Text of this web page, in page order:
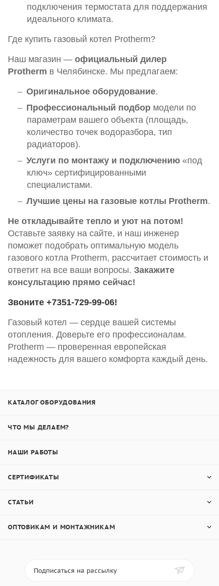
подключения термостата для поддержания
идеального климата.
Где купить газовый котел Protherm?
Наш магазин — официальный дилер
Protherm в Челябинске. Мы предлагаем:
Оригинальное оборудование.
Профессиональный подбор модели по
параметрам вашего объекта (площадь,
количество точек водоразбора, тип
радиаторов).
Услуги по монтажу и подключению «под
ключ» сертифицированными
специалистами.
Лучшие цены на газовые котлы Protherm.
Не откладывайте тепло и уют на потом!
Оставьте заявку на сайте, и наш инженер
поможет подобрать оптимальную модель
газового котла Protherm, рассчитает стоимость и
ответит на все ваши вопросы. Закажите
консультацию прямо сейчас!
Звоните +7351-729-99-06!
Газовый котел — сердце вашей системы
отопления. Доверьте его профессионалам.
Protherm — проверенная европейская
надежность для вашего комфорта каждый день.
КАТАЛОГ ОБОРУДОВАНИЯ
ЧТО МЫ ДЕЛАЕМ?
НАШИ РАБОТЫ
СЕРТИФИКАТЫ
СТАТЬИ
ОПТОВИКАМ И МОНТАЖНИКАМ
Подписаться на рассылку